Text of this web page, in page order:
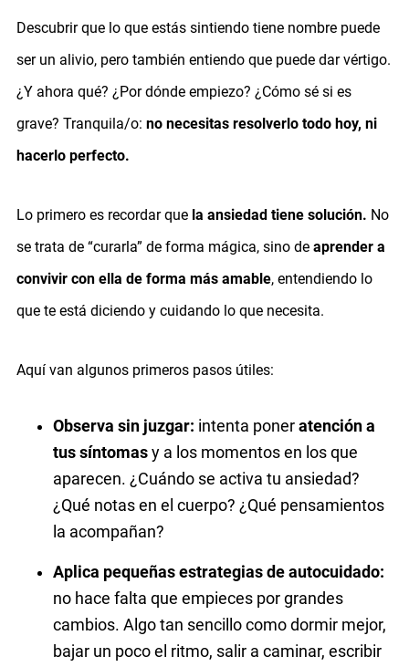
Descubrir que lo que estás sintiendo tiene nombre puede
ser un alivio, pero también entiendo que puede dar vértigo.
¿Y ahora qué? ¿Por dónde empiezo? ¿Cómo sé si es
grave? Tranquila/o: no necesitas resolverlo todo hoy, ni
hacerlo perfecto.
Lo primero es recordar que la ansiedad tiene solución. No
se trata de “curarla” de forma mágica, sino de aprender a
convivir con ella de forma más amable, entendiendo lo
que te está diciendo y cuidando lo que necesita.
Aquí van algunos primeros pasos útiles:
Observa sin juzgar: intenta poner atención a
tus síntomasy a los momentos en los que
aparecen. ¿Cuándo se activa tu ansiedad?
¿Qué notas en el cuerpo? ¿Qué pensamientos
la acompañan?
Aplica pequeñas estrategias de autocuidado:
no hace falta que empieces por grandes
cambios. Algo tan sencillo como dormir mejor,
bajar un poco el ritmo, salir a caminar, escribir